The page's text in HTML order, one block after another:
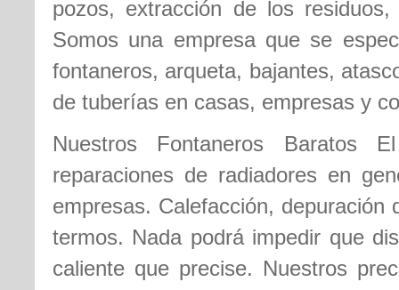
pozos, extracción de los
Somos una empresa que se
fontaneros, arqueta, bajantes,
de tuberías en casas, empresas y
Nuestros Fontaneros Baratos
reparaciones de radiadores en
empresas. Calefacción,
termos. Nada podrá impedir que
caliente que precise. Nuestros